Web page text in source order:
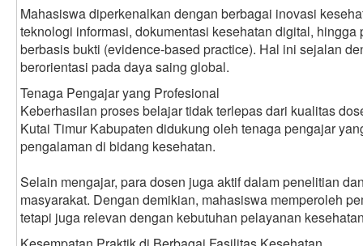
Mahasiswa diperkenalkan dengan berbagai inovasi
teknologi informasi, dokumentasi kesehatan digital,
berbasis bukti (evidence-based practice). Hal ini sejalan
berorientasi pada daya saing global.
Tenaga Pengajar yang Profesional
Keberhasilan proses belajar tidak terlepas dari kualitas
Kutai Timur Kabupaten didukung oleh tenaga pengajar
pengalaman di bidang kesehatan.
Selain mengajar, para dosen juga aktif dalam penelitian
masyarakat. Dengan demikian, mahasiswa memperoleh
tetapi juga relevan dengan kebutuhan pelayanan